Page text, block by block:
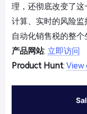
理，还彻底改变了
计算、实时的风险
自动化销售税的整个
产品网站: 立即访问
Product Hunt: View